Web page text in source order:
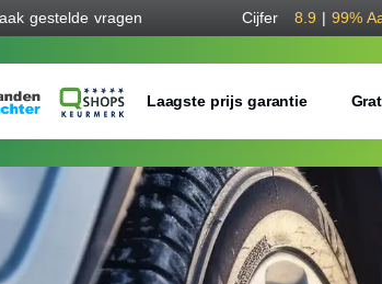
gestelde vragen Cijfer 8.9 | 99%
Laagste prijs garantie